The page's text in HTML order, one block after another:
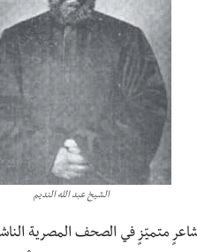
الشيخ عبد الله النديم
متميّزٍ في الصحف المصرية